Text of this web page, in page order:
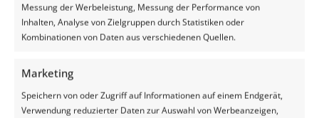
Messung der Werbeleistung, Messung der Performance von
Inhalten, Analyse von Zielgruppen durch Statistiken oder
Kombinationen von Daten aus verschiedenen Quellen.
Marketing
Speichern von oder Zugriff auf Informationen auf einem Endgerät,
Verwendung reduzierter Daten zur Auswahl von Werbeanzeigen,
Het is dus van groot belang om een oogje in het zeil te houden.
Af en toe het gewas inspecteren is erg zinvol om te beoordelen
wat de plant nodig heeft. Schenk de plant ‘vitamine A’
vochtbehoefte nog niet erg groot. Bij vochttekort gaat de plant
op zoek naar vocht en dus dieper wortelen. In dit stadium heeft
beregenen nog weinig meerwaarde.